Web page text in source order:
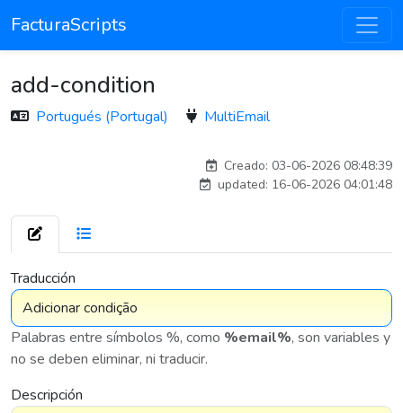
FacturaScripts
add-condition
Portugués (Portugal) MultiEmail
Creado: 03-06-2026 08:48:39
updated: 16-06-2026 04:01:48
Traducción
Palabras entre símbolos %, como %email%, son variables y
no se deben eliminar, ni traducir.
Descripción